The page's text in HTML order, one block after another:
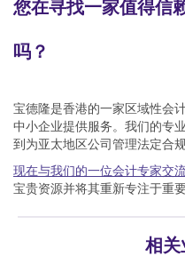
您在寻找一家值得信
吗？
宝德隆是香港的一家区域性会
中小企业提供服务。我们的专
到为亚太地区公司管理法定合
现在与我们的一位会计专家交
宝贵资源并将其重新专注于重
相关